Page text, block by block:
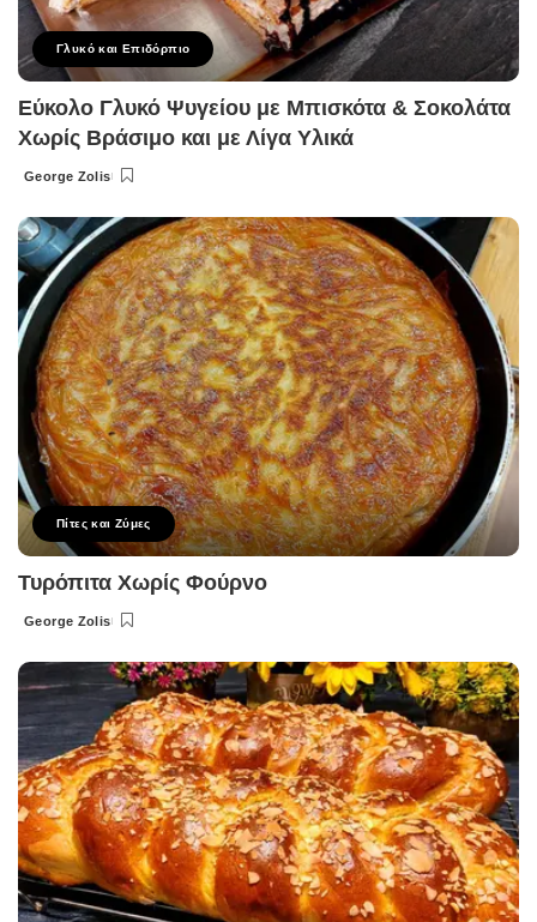
Γλυκό και Επιδόρπιο
Εύκολο Γλυκό Ψυγείου με Μπισκότα & Σοκολάτα
Χωρίς Βράσιμο και με Λίγα Υλικά
Posted
George Zolis
Πίτες και Ζύμες
Τυρόπιτα Χωρίς Φούρνο
Posted
George Zolis